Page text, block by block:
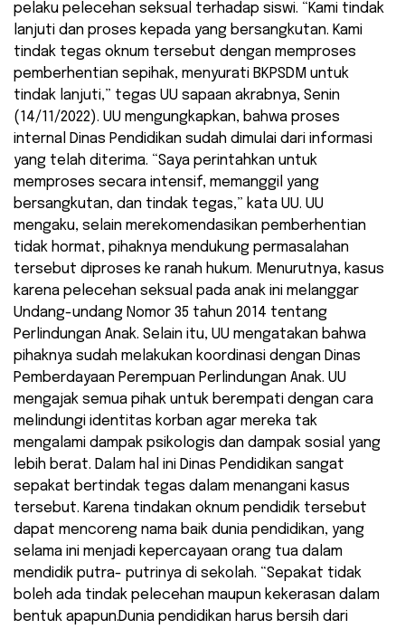
pelaku pelecehan seksual terhadap siswi. “Kami tindak
lanjuti dan proses kepada yang bersangkutan. Kami
tindak tegas oknum tersebut dengan memproses
pemberhentian sepihak, menyurati BKPSDM untuk
tindak lanjuti,” tegas UU sapaan akrabnya, Senin
(14/11/2022). UU mengungkapkan, bahwa proses
internal Dinas Pendidikan sudah dimulai dari informasi
yang telah diterima. “Saya perintahkan untuk
memproses secara intensif, memanggil yang
bersangkutan, dan tindak tegas,” kata UU. UU
mengaku, selain merekomendasikan pemberhentian
tidak hormat, pihaknya mendukung permasalahan
tersebut diproses ke ranah hukum. Menurutnya, kasus
karena pelecehan seksual pada anak ini melanggar
Undang-undang Nomor 35 tahun 2014 tentang
Perlindungan Anak. Selain itu, UU mengatakan bahwa
pihaknya sudah melakukan koordinasi dengan Dinas
Pemberdayaan Perempuan Perlindungan Anak. UU
mengajak semua pihak untuk berempati dengan cara
melindungi identitas korban agar mereka tak
mengalami dampak psikologis dan dampak sosial yang
lebih berat. Dalam hal ini Dinas Pendidikan sangat
sepakat bertindak tegas dalam menangani kasus
tersebut. Karena tindakan oknum pendidik tersebut
dapat mencoreng nama baik dunia pendidikan, yang
selama ini menjadi kepercayaan orang tua dalam
mendidik putra- putrinya di sekolah. “Sepakat tidak
boleh ada tindak pelecehan maupun kekerasan dalam
bentuk apapun.Dunia pendidikan harus bersih dari